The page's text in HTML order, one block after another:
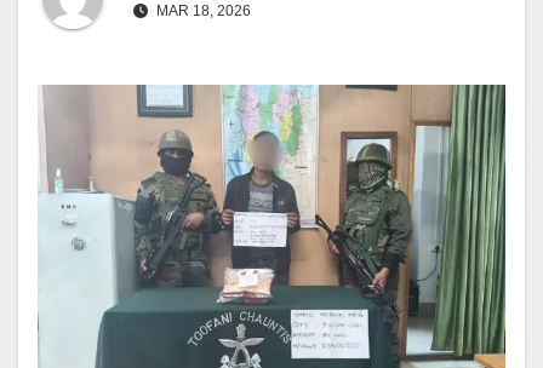
MAR 18, 2026